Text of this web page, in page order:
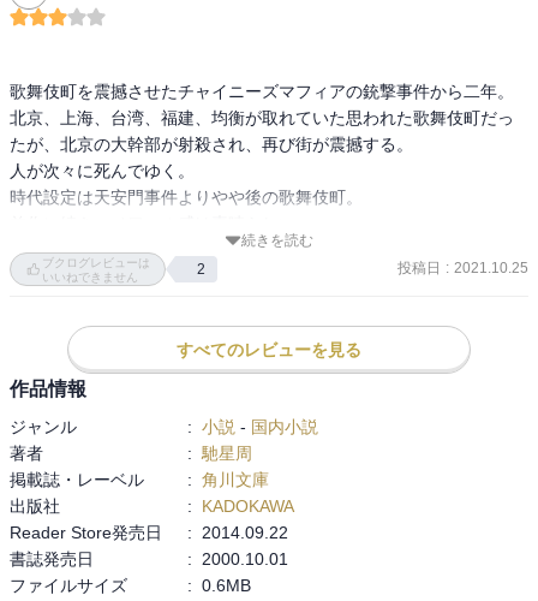
歌舞伎町を震撼させたチャイニーズマフィアの銃撃事件から二年。
北京、上海、台湾、福建、均衡が取れていた思われた歌舞伎町だっ
たが、北京の大幹部が射殺され、再び街が震撼する。
人が次々に死んでゆく。
時代設定は天安門事件よりやや後の歌舞伎町。
そして、最後もひたすらに暗い。が、そこはかとない哀愁と、静か
な寂寥感が微かに煙る。
続きを読む
ブクログレビューは
いいねできません
2 投稿日 : 2021.10.25
すべてのレビューを見る
作品情報
ジャンル : 小説 - 国内小説
著者
: 馳星周
掲載誌・レーベル
: 角川文庫
出版社
:
KADOKAWA
Reader Store発売日
:
2014.09.22
書誌発売日
:
2000.10.01
ファイルサイズ
: 0.6MB